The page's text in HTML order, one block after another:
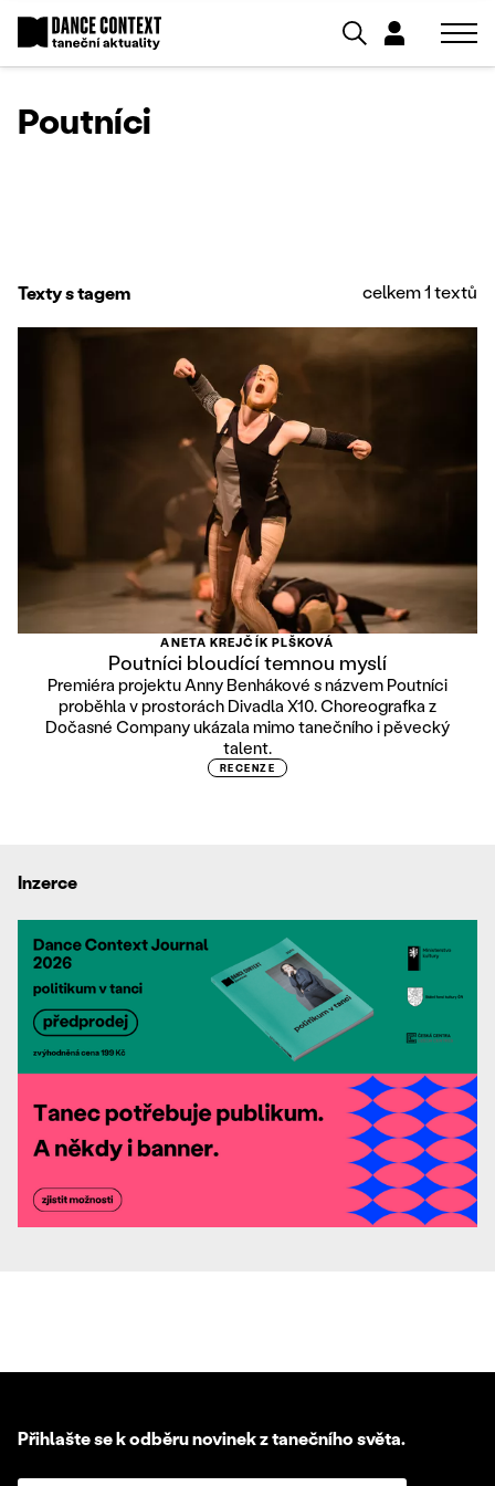
Poutníci
Texty s tagem celkem 1 textů
ANETA KREJČÍK PLŠKOVÁ
Poutníci bloudící temnou myslí
Premiéra projektu Anny Benhákové s názvem Poutníci
proběhla v prostorách Divadla X10. Choreografka z
Dočasné Company ukázala mimo tanečního i pěvecký
talent.
RECENZE
Inzerce
Přihlašte se k odběru novinek z tanečního světa.